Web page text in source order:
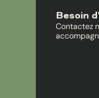
Besoin
Contactez